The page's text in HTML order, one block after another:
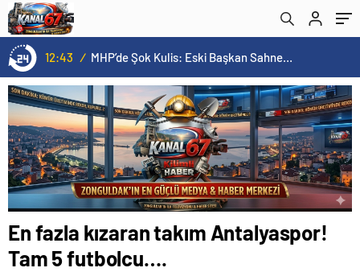
12:43 / MHP’de Şok Kulis: Eski Başkan Sahnede! Korkmaz Yol Vermiyor
En fazla kızaran takım Antalyaspor!
Tam 5 futbolcu….